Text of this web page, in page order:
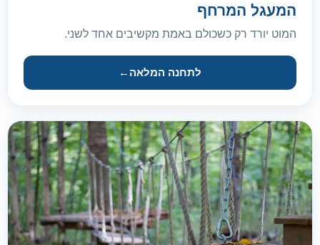
המעגל המרחף
המוט יורד רק כשכולם באמת מקשיבים אחד לשני.
לתחנה המלאה ←